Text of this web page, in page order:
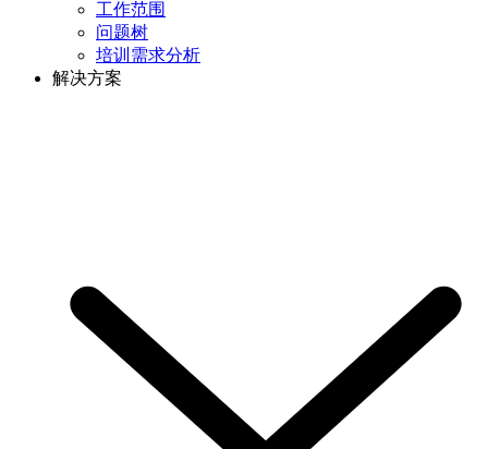
工作范围
问题树
培训需求分析
解决方案